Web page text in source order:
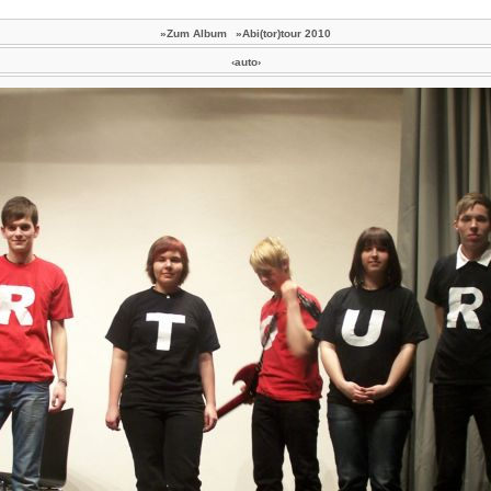
»Zum Album »Abi(tor)tour 2010
‹auto›